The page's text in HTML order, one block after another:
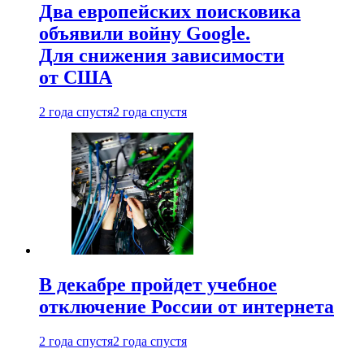
Два европейских поисковика
объявили войну Google.
Для снижения зависимости
от США
2 года спустя2 года спустя
В декабре пройдет учебное
отключение России от интернета
2 года спустя2 года спустя